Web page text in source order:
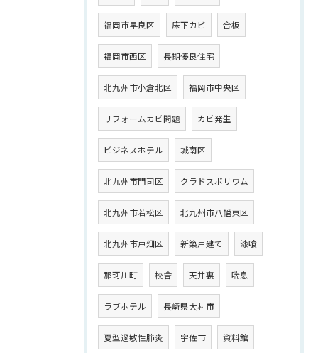
福岡市早良区 床下カビ 合板
福岡市西区 長期優良住宅
北九州市小倉北区 福岡市中央区
リフォームカビ問題 カビ発生
ビジネスホテル 城南区
北九州市門司区 クラドスポリウム
北九州市若松区 北九州市八幡東区
北九州市戸畑区 新築戸建て 漆喰
那珂川町 校舎 天井裏 喘息
ラブホテル 長崎県大村市
夏型過敏性肺炎 宇佐市 資料館